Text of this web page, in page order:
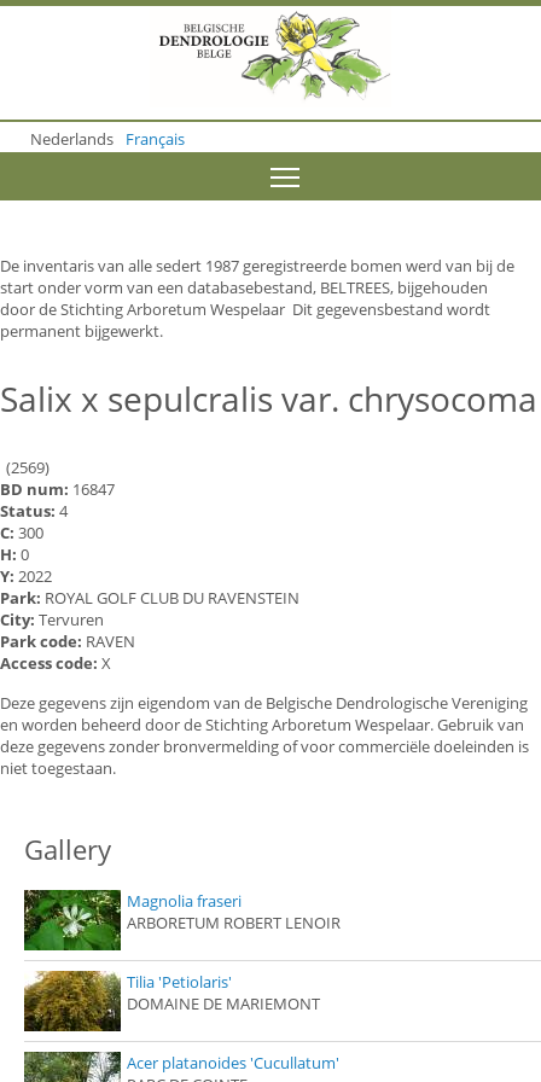
o
m
o
n
t
e
n
Nederlands Français
De inventaris van alle sedert 1987 geregistreerde bomen werd van bij de
start onder vorm van een databasebestand, BELTREES, bijgehouden
door de Stichting Arboretum Wespelaar Dit gegevensbestand wordt
permanent bijgewerkt.
Salix x sepulcralis var. chrysocoma
(2569)
BD num: 16847
Status: 4
C: 300
H: 0
Y: 2022
Park: ROYAL GOLF CLUB DU RAVENSTEIN
City: Tervuren
Park code: RAVEN
Access code: X
Deze gegevens zijn eigendom van de Belgische Dendrologische Vereniging
en worden beheerd door de Stichting Arboretum Wespelaar. Gebruik van
deze gegevens zonder bronvermelding of voor commerciële doeleinden is
niet toegestaan.
Gallery
Magnolia fraseri
ARBORETUM ROBERT LENOIR
Tilia 'Petiolaris'
DOMAINE DE MARIEMONT
Acer platanoides 'Cucullatum'